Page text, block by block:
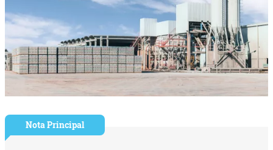
Nota Principal